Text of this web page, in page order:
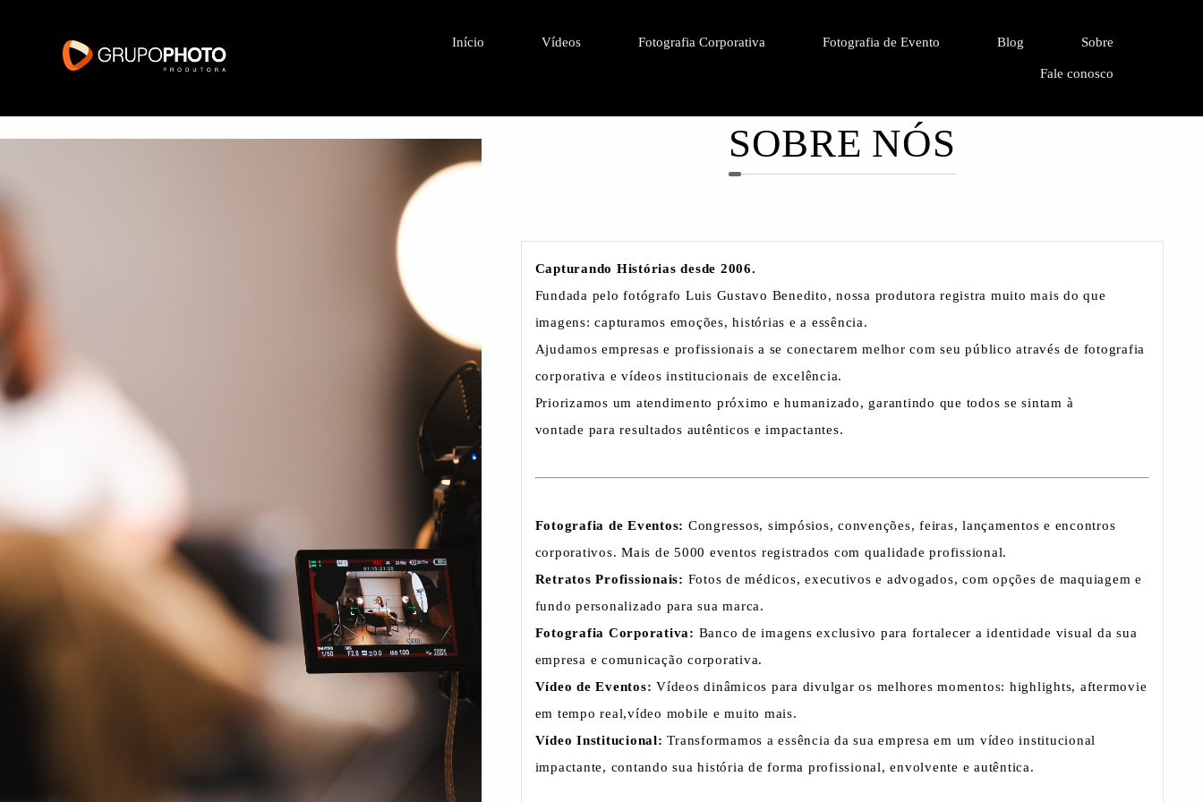
Início Vídeos Fotografia Corporativa Fotografia de Evento Blog Sobre
Fale conosco
SOBRE NÓS
Capturando Histórias desde 2006.
Fundada pelo fotógrafo Luis Gustavo Benedito, nossa produtora registra muito mais do que
imagens: capturamos emoções, histórias e a essência.
Ajudamos empresas e profissionais a se conectarem melhor com seu público através de fotografia
corporativa e vídeos institucionais de excelência.
Priorizamos um atendimento próximo e humanizado, garantindo que todos se sintam à
vontade para resultados autênticos e impactantes.
Fotografia de Eventos: Congressos, simpósios, convenções, feiras, lançamentos e encontros
corporativos. Mais de 5000 eventos registrados com qualidade profissional.
Retratos Profissionais: Fotos de médicos, executivos e advogados, com opções de maquiagem e
fundo personalizado para sua marca.
Fotografia Corporativa: Banco de imagens exclusivo para fortalecer a identidade visual da sua
empresa e comunicaçãocorporativa.
Vídeo de Eventos: Vídeos dinâmicos para divulgar os melhores momentos: highlights, aftermovie
em tempo real,vídeo mobile e muito mais.
Vídeo Institucional: Transformamos a essência da sua empresa em um vídeo institucional
impactante, contando sua história de forma profissional, envolvente e autêntica.